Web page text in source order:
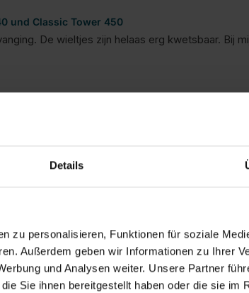
Details
zu personalisieren, Funktionen für soziale
Außerdem geben wir Informationen zu Ihrer
und Analysen weiter. Unsere Partner
Sie ihnen bereitgestellt haben oder die sie im
und Classic Tower 450
De wieltjes zijn helaas erg kwetsbaar. Bij
Produktqualität
und Classic Tower 450